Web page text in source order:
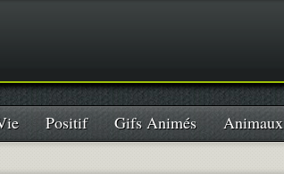
Positif Gifs Animés Animaux